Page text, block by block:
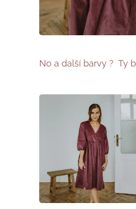
No a další barvy ? Ty